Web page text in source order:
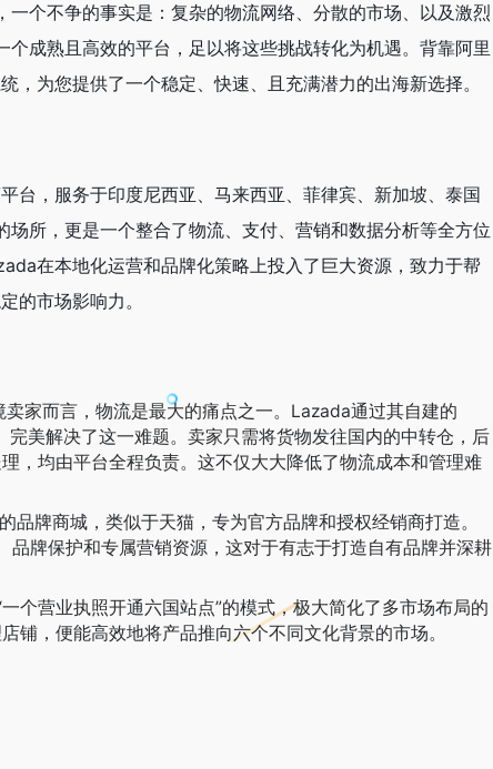
个不争的事实是：复杂的物流网络、分散的市场、以及激烈
成熟且高效的平台，足以将这些挑战转化为机遇。背靠阿里
为您提供了一个稳定、快速、且充满潜力的出海新选择。
台，服务于印度尼西亚、马来西亚、菲律宾、新加坡、泰国
所，更是一个整合了物流、支付、营销和数据分析等全方位
在本地化运营和品牌化策略上投入了巨大资源，致力于帮
的市场影响力。
卖家而言，物流是最大的痛点之一。Lazada通过其自建的
美解决了这一难题。卖家只需将货物发往国内的中转仓，后
，均由平台全程负责。这不仅大大降低了物流成本和管理难
品牌商城，类似于天猫，专为官方品牌和授权经销商打造。
品牌保护和专属营销资源，这对于有志于打造自有品牌并深耕
个营业执照开通六国站点”的模式，极大简化了多市场布局的
铺，便能高效地将产品推向六个不同文化背景的市场。